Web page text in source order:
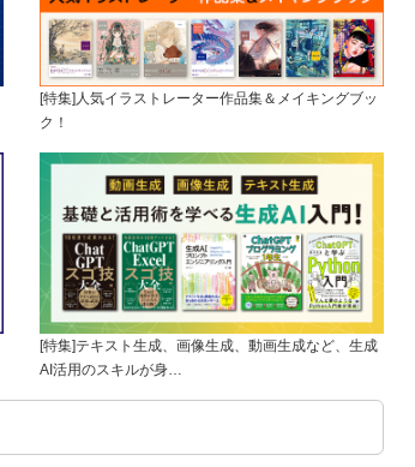
[特集]人気イラストレーター作品集＆メイキングブッ
ク！
[特集]テキスト生成、画像生成、動画生成など、生成
AI活用のスキルが身…